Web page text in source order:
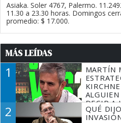
Asiaka. Soler 4767, Palermo.
11.30 a 23.30 horas. Domingos
promedio: $ 17.000.
MÁS LEÍDAS
1
MARTÍN
DECIR A
TIENE
2
QUÉ